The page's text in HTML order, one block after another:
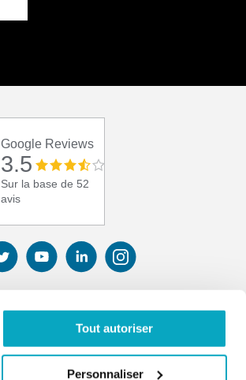
Tout autoriser
Personnaliser
Google Reviews
3.5
Sur la base de 52
avis